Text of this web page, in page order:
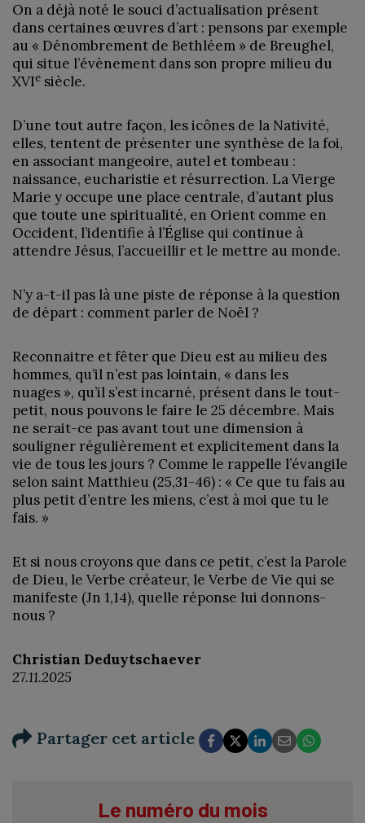
On a déjà noté le souci d’actualisation présent
dans certaines œuvres d’art : pensons par exemple
au « Dénombrement de Bethléem » de Breughel,
qui situe l’évènement dans son propre milieu du
XVIe siècle.
D’une tout autre façon, les icônes de la Nativité,
elles, tentent de présenter une synthèse de la foi,
en associant mangeoire, autel et tombeau :
naissance, eucharistie et résurrection. La Vierge
Marie y occupe une place centrale, d’autant plus
que toute une spiritualité, en Orient comme en
Occident, l’identifie à l’Église qui continue à
attendre Jésus, l’accueillir et le mettre au monde.
N’y a-t-il pas là une piste de réponse à la question
de départ : comment parler de Noël ?
Reconnaitre et fêter que Dieu est au milieu des
hommes, qu’il n’est pas lointain, « dans les
nuages », qu’il s’est incarné, présent dans le tout-
petit, nous pouvons le faire le 25 décembre. Mais
ne serait-ce pas avant tout une dimension à
souligner régulièrement et explicitement dans la
vie de tous les jours ? Comme le rappelle l’évangile
selon saint Matthieu (25,31-46) : « Ce que tu fais au
plus petit d’entre les miens, c’est à moi que tu le
fais. »
Et si nous croyons que dans ce petit, c’est la Parole
de Dieu, le Verbe créateur, le Verbe de Vie qui se
manifeste (Jn 1,14), quelle réponse lui donnons-
nous ?
Christian Deduytschaever
27.11.2025
Partager cet article
Le numéro du mois